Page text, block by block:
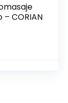
– CORIAN